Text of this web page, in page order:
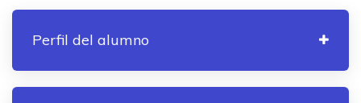
Perfil del alumno